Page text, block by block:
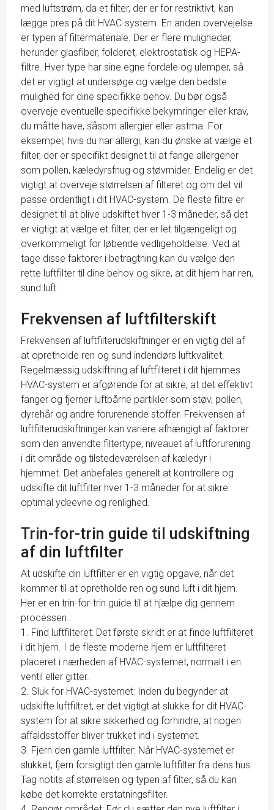
med luftstrøm, da et filter, der er for restriktivt, kan
lægge pres på dit HVAC-system. En anden overvejelse
er typen af filtermateriale. Der er flere muligheder,
herunder glasfiber, folderet, elektrostatisk og HEPA-
filtre. Hver type har sine egne fordele og ulemper, så
det er vigtigt at undersøge og vælge den bedste
mulighed for dine specifikke behov. Du bør også
overveje eventuelle specifikke bekymringer eller krav,
du måtte have, såsom allergier eller astma. For
eksempel, hvis du har allergi, kan du ønske at vælge et
filter, der er specifikt designet til at fange allergener
som pollen, kæledyrsfnug og støvmider. Endelig er det
vigtigt at overveje størrelsen af filteret og om det vil
passe ordentligt i dit HVAC-system. De fleste filtre er
designet til at blive udskiftet hver 1-3 måneder, så det
er vigtigt at vælge et filter, der er let tilgængeligt og
overkommeligt for løbende vedligeholdelse. Ved at
tage disse faktorer i betragtning kan du vælge den
rette luftfilter til dine behov og sikre, at dit hjem har ren,
sund luft.
Frekvensen af luftfilterskift
Frekvensen af luftfilterudskiftninger er en vigtig del af
at opretholde ren og sund indendørs luftkvalitet.
Regelmæssig udskiftning af luftfilteret i dit hjemmes
HVAC-system er afgørende for at sikre, at det effektivt
fanger og fjerner luftbårne partikler som støv, pollen,
dyrehår og andre forurenende stoffer. Frekvensen af
luftfilterudskiftninger kan variere afhængigt af faktorer
som den anvendte filtertype, niveauet af luftforurening
i dit område og tilstedeværelsen af kæledyr i
hjemmet. Det anbefales generelt at kontrollere og
udskifte dit luftfilter hver 1-3 måneder for at sikre
optimal ydeevne og renlighed.
Trin-for-trin guide til udskiftning
af din luftfilter
At udskifte din luftfilter er en vigtig opgave, når det
kommer til at opretholde ren og sund luft i dit hjem.
Her er en trin-for-trin guide til at hjælpe dig gennem
processen.:
1. Find luftfilteret: Det første skridt er at finde luftfilteret
i dit hjem. I de fleste moderne hjem er luftfilteret
placeret i nærheden af HVAC-systemet, normalt i en
ventil eller gitter.
2. Sluk for HVAC-systemet: Inden du begynder at
udskifte luftfiltret, er det vigtigt at slukke for dit HVAC-
system for at sikre sikkerhed og forhindre, at nogen
affaldsstoffer bliver trukket ind i systemet.
3. Fjern den gamle luftfilter: Når HVAC-systemet er
slukket, fjern forsigtigt den gamle luftfilter fra dens hus.
Tag notits af størrelsen og typen af filter, så du kan
købe det korrekte erstatningsfilter.